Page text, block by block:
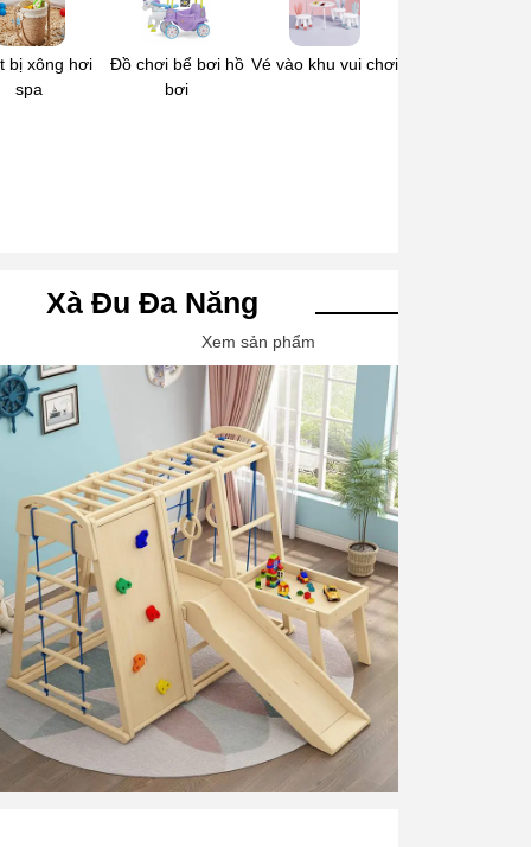
bị xông hơi
spa
Đồ chơi bể bơi hồ
bơi
Vé vào khu vui chơi
Xà Đu Đa Năng
Xem sản phẩm